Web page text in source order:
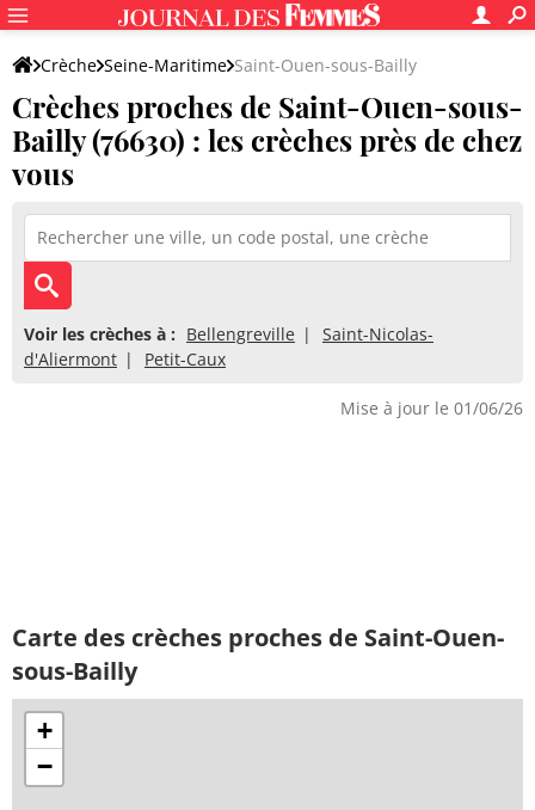
Crèche Seine-Maritime Saint-Ouen-sous-Bailly
Crèches proches de Saint-Ouen-sous-
Bailly (76630) : les crèches près de chez
vous
Voir les crèches à : Bellengreville
Saint-Nicolas-
d'Aliermont
Petit-Caux
Mise à jour le 01/06/26
Carte des crèches proches de Saint-Ouen-
sous-Bailly
+
−